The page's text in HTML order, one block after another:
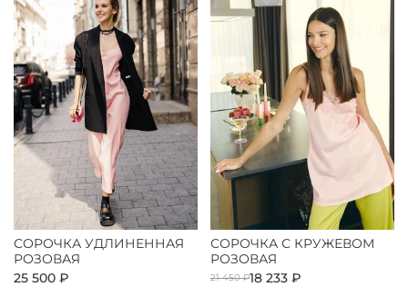
СОРОЧКА УДЛИНЕННАЯ
РОЗОВАЯ
25 500 ₽
СОРОЧКА С КРУЖЕВОМ
РОЗОВАЯ
21 450 ₽18 233 ₽